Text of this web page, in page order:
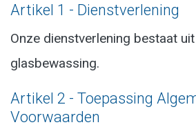
Artikel 1 - Dienstverlening
Onze dienstverlening bestaat
glasbewassing.
Artikel 2 - Toepassing
Voorwaarden